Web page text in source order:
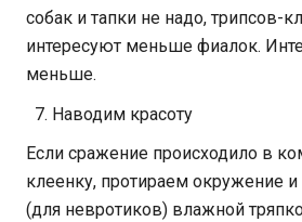
собак и тапки не надо, трипсов-
интересуют меньше фиалок.
меньше.
Наводим красоту
Если сражение происходило в
клеенку, протираем окружение
(для невротиков) влажной